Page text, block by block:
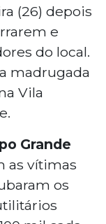
(26) depois
e
do local.
madrugada
Vila
Grande
as vítimas
os